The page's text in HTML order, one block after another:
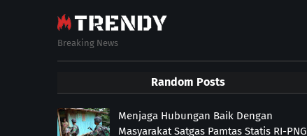
Breaking News
Random Posts
Menjaga Hubungan Baik Dengan
Masyarakat Satgas Pamtas Statis RI-PNG